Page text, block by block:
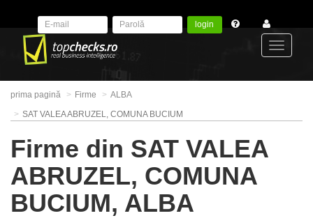
login
prima pagină Firme
ALBA
SAT VALEA ABRUZEL, COMUNA BUCIUM
Firme din SAT VALEA
ABRUZEL, COMUNA
BUCIUM, ALBA